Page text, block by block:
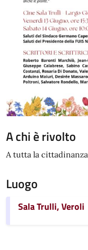
A chi è rivolto
A tutta la cittadinanza
Luogo
Sala Trulli, Veroli